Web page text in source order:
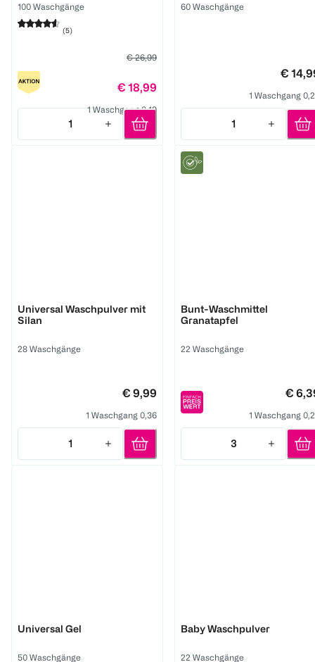
100 Waschgänge
(5)
€ 26,99
€ 18,99
1 Waschgang 0,19
1
Quantity: 1
60 Waschgänge
€
1 Waschgang
1
Quantity: 1
Universal Waschpulver mit
Silan
28 Waschgänge
€ 9,99
1 Waschgang 0,36
1
Quantity: 1
Bunt-Waschmittel
Granatapfel
22 Waschgänge
€
1 Waschgang
3
Quantity: 3
Universal Gel
50 Waschgänge
Baby Waschpulver
22 Waschgänge